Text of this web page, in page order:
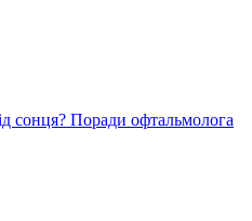
сонця? Поради офтальмолога